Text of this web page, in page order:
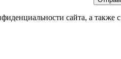
сайта, а также с